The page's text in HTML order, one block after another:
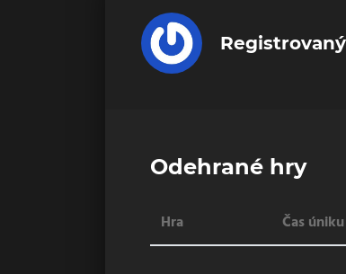
Odehrané hry
Hra Čas úniku